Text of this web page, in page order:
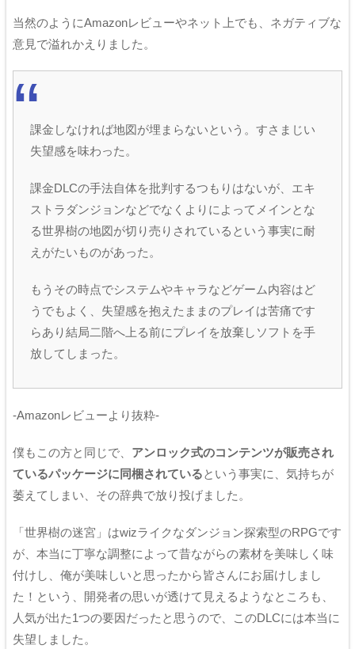
当然のようにAmazonレビューやネット上でも、ネガティブな
意見で溢れかえりました。
課金しなければ地図が埋まらないという。すさまじい
失望感を味わった。
課金DLCの手法自体を批判するつもりはないが、エキ
ストラダンジョンなどでなくよりによってメインとな
る世界樹の地図が切り売りされているという事実に耐
えがたいものがあった。
もうその時点でシステムやキャラなどゲーム内容はど
うでもよく、失望感を抱えたままのプレイは苦痛です
らあり結局二階へ上る前にプレイを放棄しソフトを手
放してしまった。
-Amazonレビューより抜粋-
僕もこの方と同じで、 アンロック式のコンテンツが販売され
ているパッケージに同梱されているという事実に、気持ちが
萎えてしまい、その辞典で放り投げました。
「世界樹の迷宮」はwizライクなダンジョン探索型のRPGです
が、本当に丁寧な調整によって昔ながらの素材を美味しく味
付けし、俺が美味しいと思ったから皆さんにお届けしまし
た！という、開発者の思いが透けて見えるようなところも、
人気が出た1つの要因だったと思うので、このDLCには本当に
失望しました。